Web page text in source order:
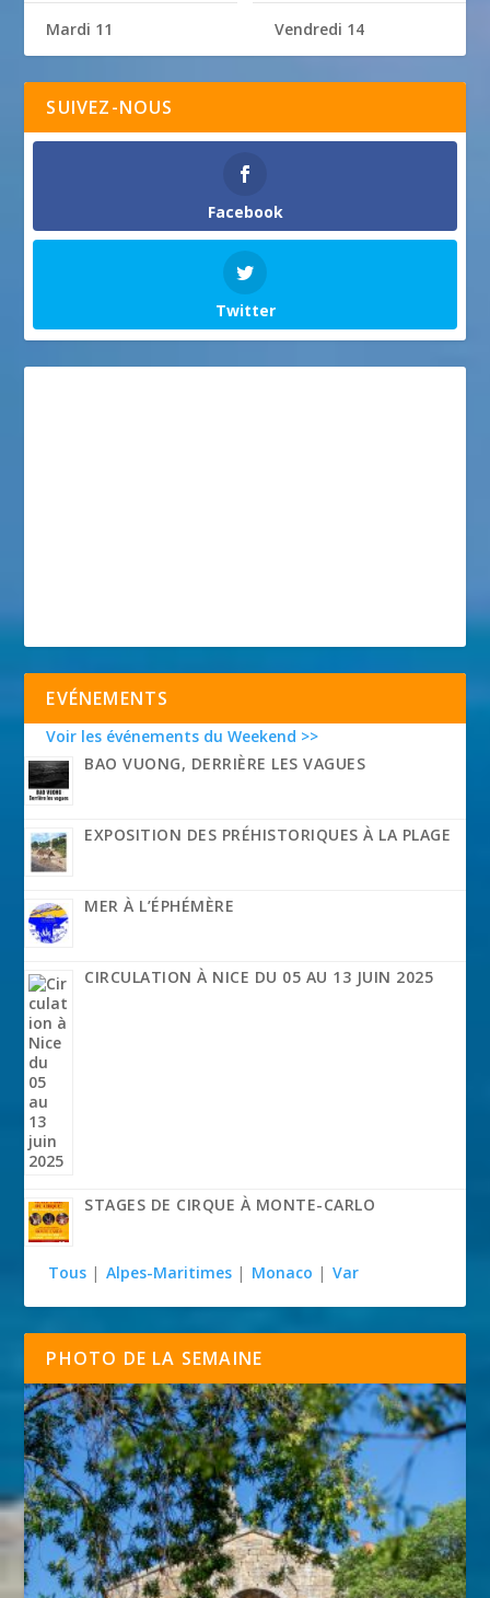
Mardi 11 Vendredi 14
SUIVEZ-NOUS
Facebook
Twitter
EVÉNEMENTS
Voir les événements du Weekend >>
BAO VUONG, DERRIÈRE LES VAGUES
EXPOSITION DES PRÉHISTORIQUES À LA PLAGE
MER À L’ÉPHÉMÈRE
CIRCULATION À NICE DU 05 AU 13 JUIN 2025
STAGES DE CIRQUE À MONTE-CARLO
Tous | Alpes-Maritimes | Monaco | Var
PHOTO DE LA SEMAINE